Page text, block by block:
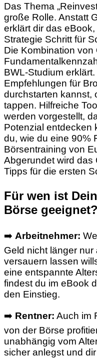
Das Thema
große Rolle. Anstatt
erklärt dir das
Strategie Schritt für
Die Kombination
BWL-Studium
Empfehlungen für
durchstarten kannst,
tappen. Hilfreiche
werden vorgestellt,
Potenzial entdecken
du, wie du eine 90%
Börsentraining von
Abgerundet wird das
Tipps für die ersten
Für wen ist
Börse geeignet?
➡️ Arbeitnehmer:
Geld nicht länger
versauern lassen
eine entspannte
findest du im eBook
den Einstieg.
➡️ Rentner: Auch im
von der Börse
unabhängig vom
sicher anlegst und